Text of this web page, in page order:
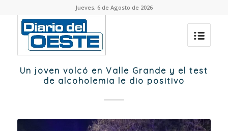
Jueves, 6 de Agosto de 2026
Un joven volcó en Valle Grande y el test
de alcoholemia le dio positivo